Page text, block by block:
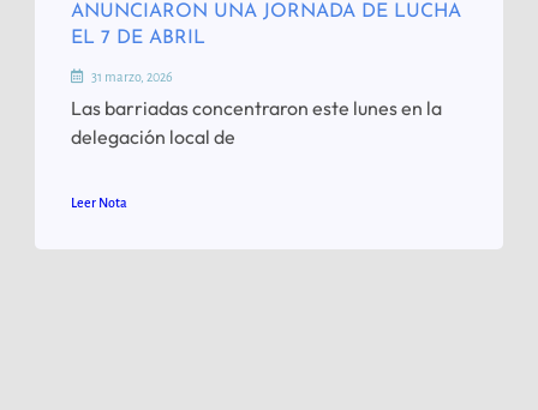
ANUNCIARON UNA JORNADA DE LUCHA
EL 7 DE ABRIL
31 marzo, 2026
Las barriadas concentraron este lunes en la
delegación local de
Leer Nota